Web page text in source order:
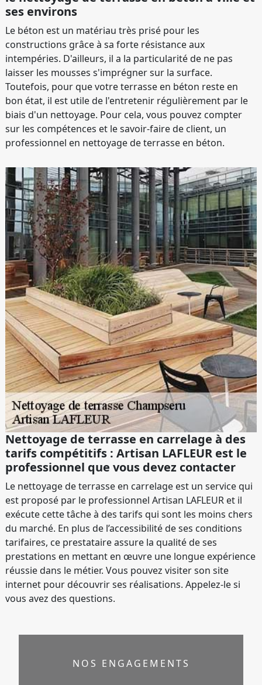
ses environs
Le béton est un matériau très prisé pour les
constructions grâce à sa forte résistance aux
intempéries. D'ailleurs, il a la particularité de ne pas
laisser les mousses s'imprégner sur la surface.
Toutefois, pour que votre terrasse en béton reste en
bon état, il est utile de l'entretenir régulièrement par le
biais d'un nettoyage. Pour cela, vous pouvez compter
sur les compétences et le savoir-faire de client, un
professionnel en nettoyage de terrasse en béton.
Nettoyage de terrasse en carrelage à des
tarifs compétitifs : Artisan LAFLEUR est le
professionnel que vous devez contacter
Le nettoyage de terrasse en carrelage est un service qui
est proposé par le professionnel Artisan LAFLEUR et il
exécute cette tâche à des tarifs qui sont les moins chers
du marché. En plus de l’accessibilité de ses conditions
tarifaires, ce prestataire assure la qualité de ses
prestations en mettant en œuvre une longue expérience
réussie dans le métier. Vous pouvez visiter son site
internet pour découvrir ses réalisations. Appelez-le si
vous avez des questions.
NOS ENGAGEMENTS